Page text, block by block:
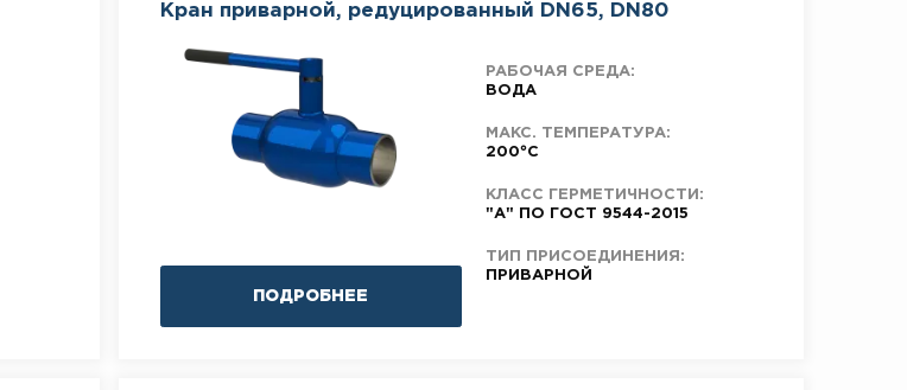
Кран приварной, редуцированный DN65, DN80
ПОДРОБНЕЕ
РАБОЧАЯ СРЕДА:
ВОДА
МАКС. ТЕМПЕРАТУРА:
200°C
КЛАСС ГЕРМЕТИЧНОСТИ:
"А" ПО ГОСТ 9544-2015
ТИП ПРИСОЕДИНЕНИЯ:
ПРИВАРНОЙ